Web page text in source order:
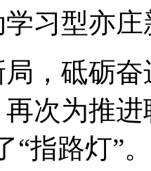
习型亦
，砥砺
再次为推
“指路灯”